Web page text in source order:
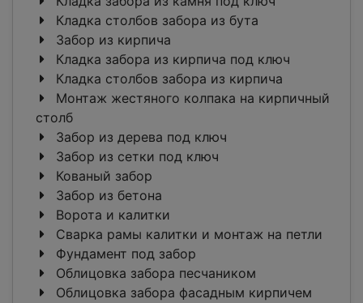
Кладка столбов забора из бута
Забор из кирпича
Кладка забора из кирпича под ключ
Кладка столбов забора из кирпича
Монтаж жестяного колпака на кирпичный
столб
Забор из дерева под ключ
Забор из сетки под ключ
Кованый забор
Забор из бетона
Ворота и калитки
Сварка рамы калитки и монтаж на петли
Фундамент под забор
Облицовка забора песчаником
Облицовка забора фасадным кирпичем